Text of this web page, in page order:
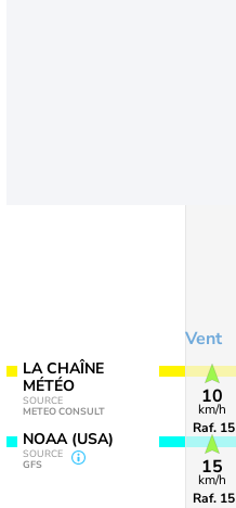
LA CHAÎNE
MÉTÉO
SOURCE
METEO CONSULT
NOAA (USA)
SOURCE
GFS
Vent
10
km/h
Raf. 15
15
km/h
Raf. 15